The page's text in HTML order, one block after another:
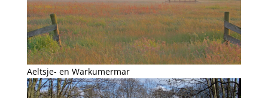
Aeltsje- en Warkumermar